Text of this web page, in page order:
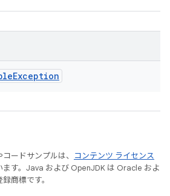
Exception
ードサンプルは、
コンテンツ ライセンス
ます。Java および OpenJDK は Oracle およ
商標です。